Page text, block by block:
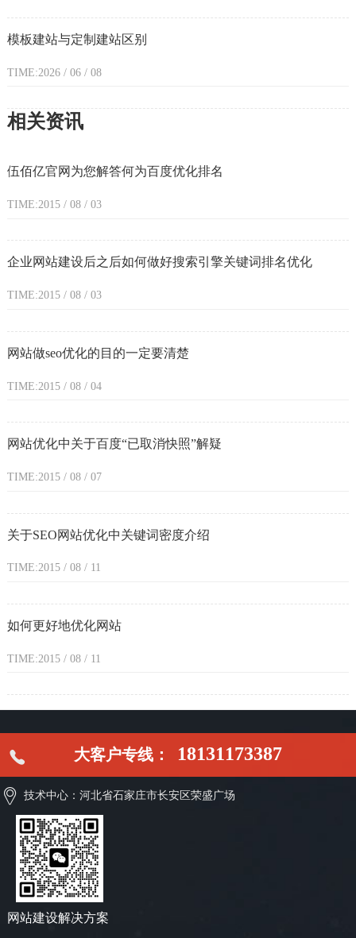
模板建站与定制建站区别
TIME:2026 / 06 / 08
相关资讯
伍佰亿官网为您解答何为百度优化排名
TIME:2015 / 08 / 03
企业网站建设后之后如何做好搜索引擎关键词排名优化
TIME:2015 / 08 / 03
网站做seo优化的目的一定要清楚
TIME:2015 / 08 / 04
网站优化中关于百度“已取消快照”解疑
TIME:2015 / 08 / 07
关于SEO网站优化中关键词密度介绍
TIME:2015 / 08 / 11
如何更好地优化网站
TIME:2015 / 08 / 11
大客户专线： 18131173387
技术中心：河北省石家庄市长安区荣盛广场
网站建设解决方案